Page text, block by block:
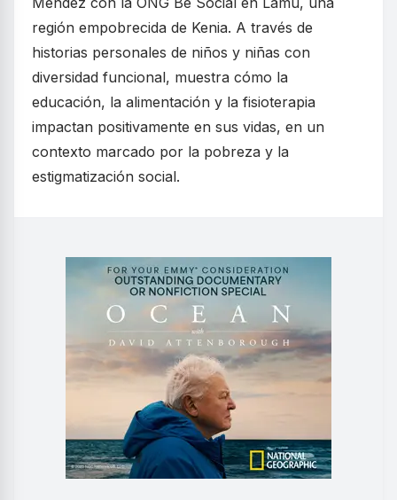
región empobrecida de Kenia. A través de
historias personales de niños y niñas con
diversidad funcional, muestra cómo la
educación, la alimentación y la fisioterapia
impactan positivamente en sus vidas, en un
contexto marcado por la pobreza y la
estigmatización social.